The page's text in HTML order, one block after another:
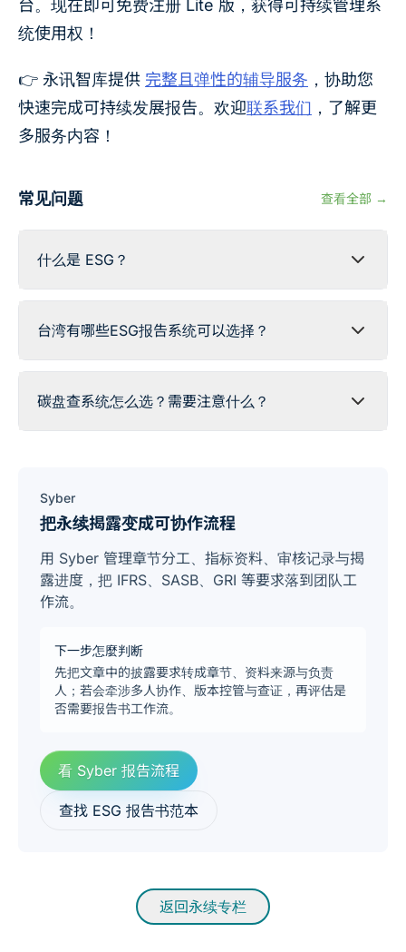
台。现在即可免费注册 Lite 版，获得可持续管理系
统使用权！
👉 永讯智库提供 完整且弹性的辅导服务 ，协助您
快速完成可持续发展报告。欢迎联系我们 ，了解更
多服务内容！
常见问题 查看全部 →
什么是 ESG？
台湾有哪些ESG报告系统可以选择？
碳盘查系统怎么选？需要注意什么？
Syber
把永续揭露变成可协作流程
用 Syber 管理章节分工、指标资料、审核记录与揭
露进度，把 IFRS、SASB、GRI 等要求落到团队工
作流。
下一步怎麼判断
先把文章中的披露要求转成章节、资料来源与负责
人；若会牵涉多人协作、版本控管与查证，再评估是
否需要报告书工作流。
看 Syber 报告流程
查找 ESG 报告书范本
返回永续专栏